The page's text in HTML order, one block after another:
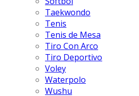
Taekwondo
Tenis
Tenis de Mesa
Tiro Con Arco
Tiro Deportivo
Voley
Waterpolo
Wushu